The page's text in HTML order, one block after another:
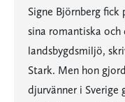
Signe Björnberg
sina romantiska
landsbygdsmiljö,
Stark. Men hon
djurvänner i Sverige